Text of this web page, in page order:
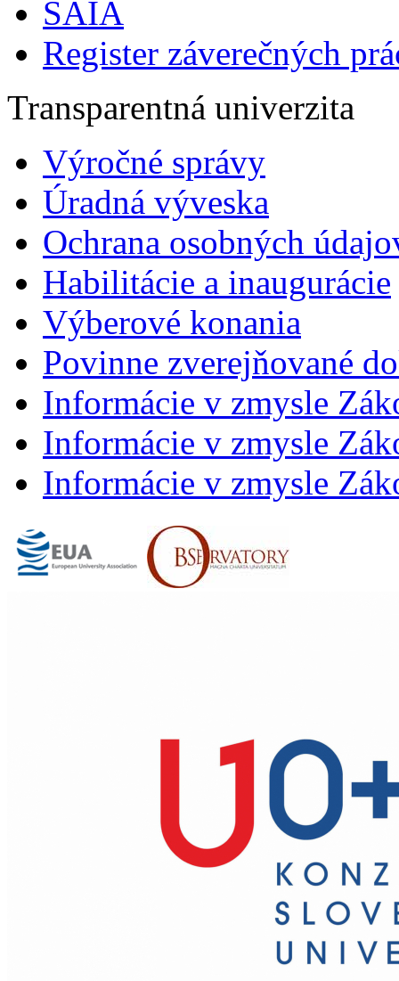
SAIA
Register záverečných
Transparentná univerzita
Výročné správy
Úradná výveska
Ochrana osobných
Habilitácie a inaugurácie
Výberové konania
Povinne zverejňované
Informácie v zmysle
Informácie v zmysle
Informácie v zmysle